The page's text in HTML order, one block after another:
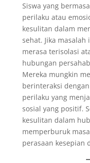
Siswa yang
perilaku atau
kesulitan dalam
sehat. Jika
merasa terisolasi
hubungan
Mereka mungkin
berinteraksi
perilaku yang
sosial yang positif.
kesulitan dalam
memperburuk
perasaan kesepian